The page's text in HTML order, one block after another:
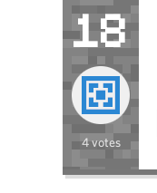
18
4 votes